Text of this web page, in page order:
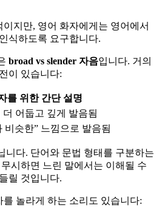
지만, 영어 화자에게는 영어에서
식하도록 요구합니다.
broad vs slender 자음입니다. 거의
이 있습니다:
를 위한 간단 설명
더 어둡고 깊게 발음됨
비슷한” 느낌으로 발음됨
니다. 단어와 문법 형태를 구분하는
시하면 느린 말에서는 이해될 수
릴 것입니다.
놀라게 하는 소리도 있습니다: